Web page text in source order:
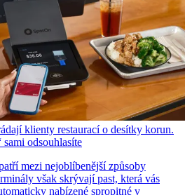
klienty restaurací o desítky korun.
odsouhlasíte
mezi nejoblíbenější způsoby
však skrývají past, která vás
nabízené spropitné v